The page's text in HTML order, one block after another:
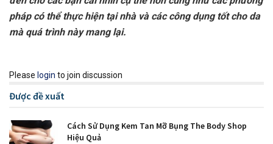
pháp có thể thực hiện tại nhà và các công dụng tốt cho da
mà quá trình này mang lại.
Please login to join discussion
Được đề xuất
Cách Sử Dụng Kem Tan Mỡ Bụng The Body Shop
Hiệu Quả